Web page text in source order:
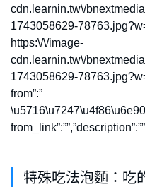
cdn.learnin.tw\/
1743058629-
https:\/\/image-
cdn.learnin.tw\/
1743058629-
from”:”
特殊吃法泡麵：吃